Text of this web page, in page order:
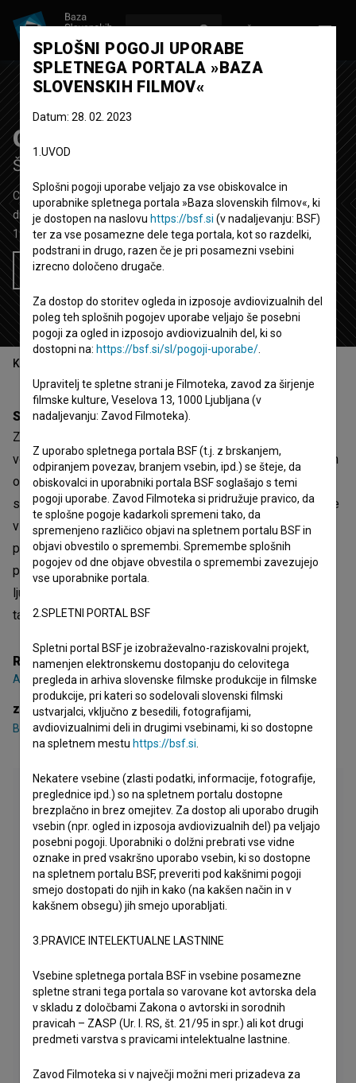
Ono malo duše
Še tisti kanček duše
Celovečerni igrani film
drama
1990
Jugoslavija (Bosna in Hercegovina)
Želim si ogledati ta film
Kazalo
Sinopsis
Zgodba o siromašni družini, ki po koncu druge svetovne
vojne životari v odročni bosanski vasici. V spletu nesrečnih
okoliščin, med katerimi osrednje mesto zavzema materina
smrt, članom družine še vedno uspe zadržati vero in upanje
v boljši jutri, pa čeprav je oboje pogojeno z otroško
preprostostjo in naivnostjo skupine odraščajočih dečkov,
protagonistov dogajanja. Običajni pripetljaji, smešni,
ljubezenski in žalostni, so polni nostalgije po nečem, kar je
tako blizu in obenem nedostopno.
Režija
Ademir Kenović
zasedba
Branka Bajić,Branko Đurić (I),Davor Janjić
SPLOŠNI POGOJI UPORABE
SPLETNEGA PORTALA »BAZA
SLOVENSKIH FILMOV«
Datum: 28. 02. 2023
1.UVOD
Splošni pogoji uporabe veljajo za vse obiskovalce in
uporabnike spletnega portala »Baza slovenskih filmov«, ki
je dostopen na naslovu https://bsf.si (v nadaljevanju: BSF)
ter za vse posamezne dele tega portala, kot so razdelki,
podstrani in drugo, razen če je pri posamezni vsebini
izrecno določeno drugače.
Za dostop do storitev ogleda in izposoje avdiovizualnih del
poleg teh splošnih pogojev uporabe veljajo še posebni
pogoji za ogled in izposojo avdiovizualnih del, ki so
dostopni na: https://bsf.si/sl/pogoji-uporabe/
Upravitelj te spletne strani je Filmoteka, zavod za širjenje
filmske kulture, Veselova 13, 1000 Ljubljana (v
nadaljevanju: Zavod Filmoteka).
Z uporabo spletnega portala BSF (t.j. z brskanjem,
odpiranjem povezav, branjem vsebin, ipd.) se šteje, da
obiskovalci in uporabniki portala BSF soglašajo s temi
pogoji uporabe. Zavod Filmoteka si pridružuje pravico, da
te splošne pogoje kadarkoli spremeni tako, da
spremenjeno različico objavi na spletnem portalu BSF in
objavi obvestilo o spremembi. Spremembe splošnih
pogojev od dne objave obvestila o spremembi zavezujejo
vse uporabnike portala.
2.SPLETNI PORTAL BSF
Spletni portal BSF je izobraževalno-raziskovalni projekt,
namenjen elektronskemu dostopanju do celovitega
pregleda in arhiva slovenske filmske produkcije in filmske
produkcije, pri kateri so sodelovali slovenski filmski
ustvarjalci, vključno z besedili, fotografijami,
avdiovizualnimi deli in drugimi vsebinami, ki so dostopne
na spletnem mestu https://bsf.si
Nekatere vsebine (zlasti podatki, informacije, fotografije,
preglednice ipd.) so na spletnem portalu dostopne
brezplačno in brez omejitev. Za dostop ali uporabo drugih
vsebin (npr. ogled in izposoja avdiovizualnih del) pa veljajo
posebni pogoji. Uporabniki o dolžni prebrati vse vidne
oznake in pred vsakršno uporabo vsebin, ki so dostopne
na spletnem portalu BSF, preveriti pod kakšnimi pogoji
smejo dostopati do njih in kako (na kakšen način in v
kakšnem obsegu) jih smejo uporabljati.
3.PRAVICE INTELEKTUALNE LASTNINE
Vsebine spletnega portala BSF in vsebine posamezne
spletne strani tega portala so varovane kot avtorska dela
v skladu z določbami Zakona o avtorski in sorodnih
pravicah – ZASP (Ur. l. RS, št. 21/95 in spr.) ali kot drugi
predmeti varstva s pravicami intelektualne lastnine.
Zavod Filmoteka si v največji možni meri prizadeva za